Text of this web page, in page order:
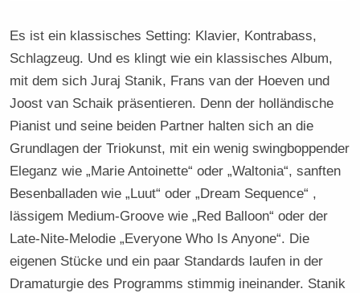
Es ist ein klassisches Setting: Klavier, Kontrabass,
Schlagzeug. Und es klingt wie ein klassisches Album,
mit dem sich Juraj Stanik, Frans van der Hoeven und
Joost van Schaik präsentieren. Denn der holländische
Pianist und seine beiden Partner halten sich an die
Grundlagen der Triokunst, mit ein wenig swingboppender
Eleganz wie „Marie Antoinette“ oder „Waltonia“, sanften
Besenballaden wie „Luut“ oder „Dream Sequence“ ,
lässigem Medium-Groove wie „Red Balloon“ oder der
Late-Nite-Melodie „Everyone Who Is Anyone“. Die
eigenen Stücke und ein paar Standards laufen in der
Dramaturgie des Programms stimmig ineinander. Stanik